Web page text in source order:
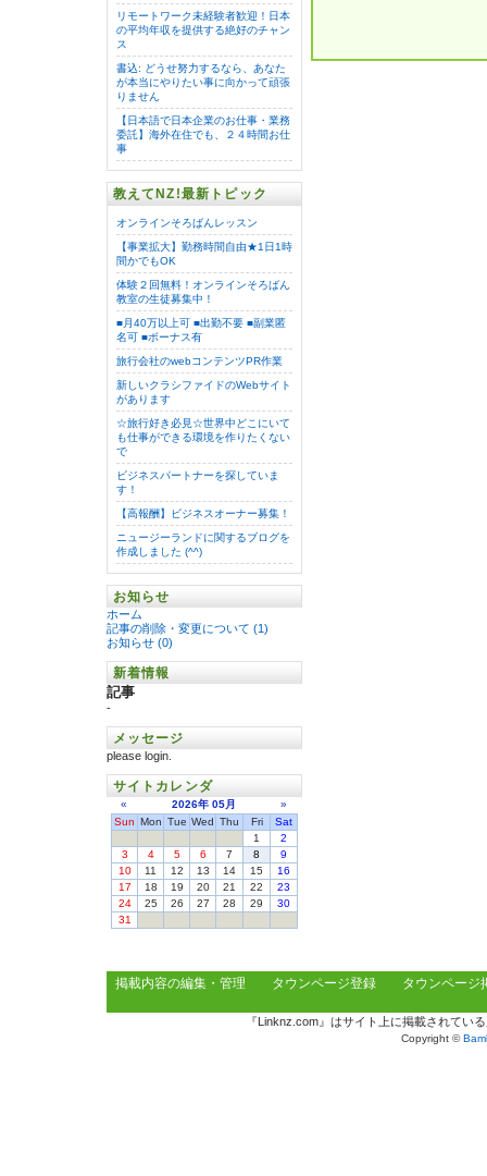
リモートワーク未経験者歓迎！日本
の平均年収を提供する絶好のチャン
ス
書込: どうせ努力するなら、あなた
が本当にやりたい事に向かって頑張
りません
【日本語で日本企業のお仕事・業務
委託】海外在住でも、２４時間お仕
事
教えてNZ!最新トピック
オンラインそろばんレッスン
【事業拡大】勤務時間自由★1日1時
間かでもOK
体験２回無料！オンラインそろばん
教室の生徒募集中！
■月40万以上可 ■出勤不要 ■副業匿
名可 ■ボーナス有
旅行会社のwebコンテンツPR作業
新しいクラシファイドのWebサイト
があります
☆旅行好き必見☆世界中どこにいて
も仕事ができる環境を作りたくない
で
ビジネスパートナーを探していま
す！
【高報酬】ビジネスオーナー募集！
ニュージーランドに関するブログを
作成しました (^^)
お知らせ
ホーム
記事の削除・変更について (1)
お知らせ (0)
新着情報
記事
-
メッセージ
please login.
サイトカレンダ
« 2026年 05月
»
Sun Mon Tue Wed Thu Fri
Sat
1
2
3
4 5 6 7 8
9
10
11 12 13 14 15
16
17
18 19 20 21 22
23
24
25 26 27 28 29
30
31
掲載内容の編集・管理 タウンページ登録 タウンページ
『Linknz.com』はサイト上に掲載されてい
Copyright ©